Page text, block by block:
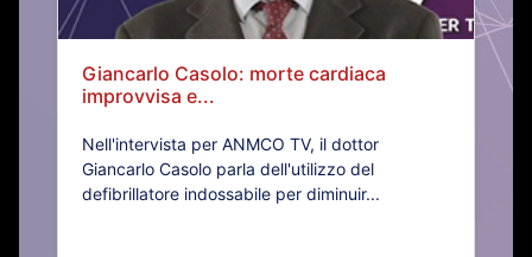
Giancarlo Casolo: morte cardiaca
improvvisa e...
Nell'intervista per ANMCO TV, il dottor
Giancarlo Casolo parla dell'utilizzo del
defibrillatore indossabile per diminuir...